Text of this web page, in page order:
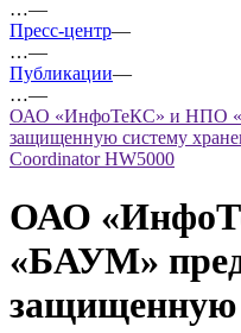
…—
Пресс-центр—
…—
Публикации—
…—
ОАО «ИнфоТеКС» и НПО
защищенную систему
Coordinator HW5000
ОАО
«БАУМ»
защищенную